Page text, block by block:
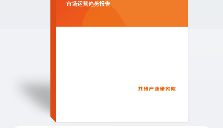
市场运营趋势报告